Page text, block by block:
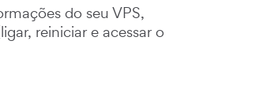
do seu VPS,
reiniciar e acessar o